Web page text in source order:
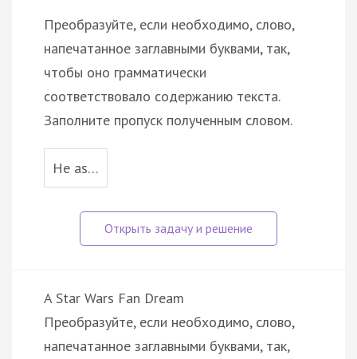
Преобразуйте, если необходимо, слово,
напечатанное заглавными буквами, так,
чтобы оно грамматически
соответствовало содержанию текста.
Заполните пропуск полученным словом.
He as…
A Star Wars Fan Dream
Преобразуйте, если необходимо, слово,
напечатанное заглавными буквами, так,